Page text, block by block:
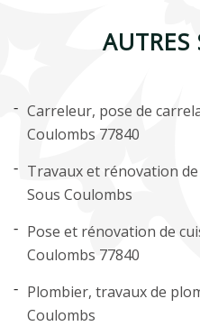
AUTRES
Carreleur, pose de
Coulombs 77840
Travaux et rénovation
Sous Coulombs
Pose et rénovation de
Coulombs 77840
Plombier, travaux de
Coulombs